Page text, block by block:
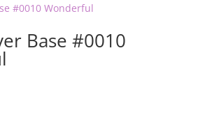
Base #0010